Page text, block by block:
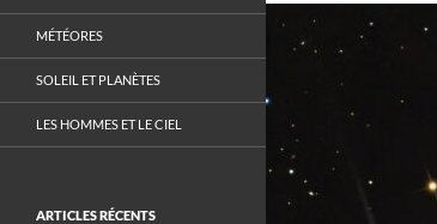
MÉTÉORES
SOLEIL ET PLANÈTES
LES HOMMES ET LE CIEL
ARTICLES RÉCENTS